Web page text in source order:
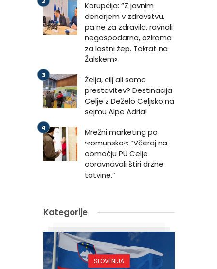
Korupcija: “Z javnim
denarjem v zdravstvu,
pa ne za zdravila, ravnali
negospodarno, oziroma
za lastni žep. Tokrat na
Žalskem«
Želja, cilj ali samo
prestavitev? Destinacija
Celje z Deželo Celjsko na
sejmu Alpe Adria!
Mrežni marketing po
»romunsko«: “Včeraj na
območju PU Celje
obravnavali štiri drzne
tatvine.”
Kategorije
SLOVENIJA